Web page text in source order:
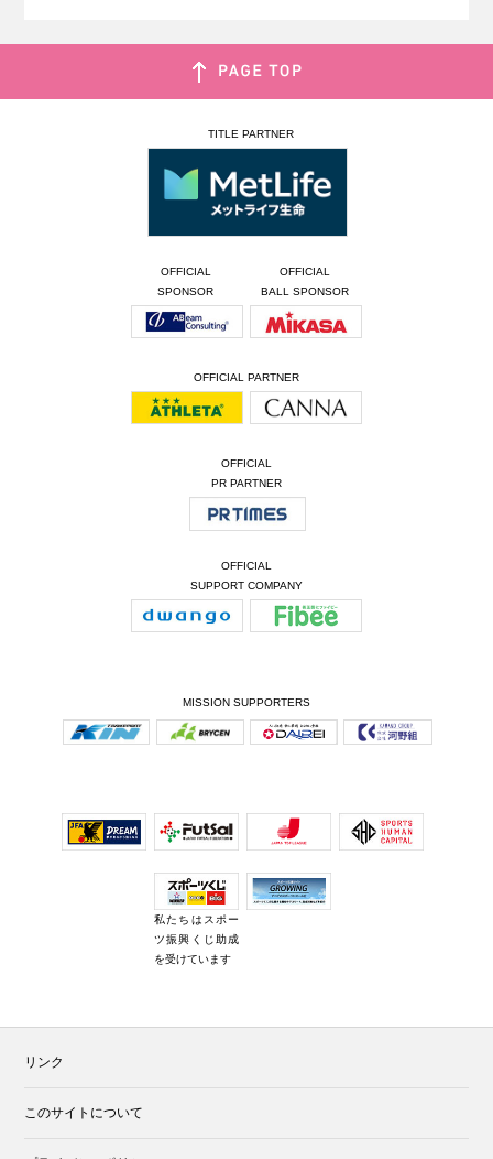
TITLE PARTNER
OFFICIAL
SPONSOR
OFFICIAL
BALL SPONSOR
OFFICIAL PARTNER
OFFICIAL
PR PARTNER
OFFICIAL
SUPPORT COMPANY
MISSION SUPPORTERS
私たちはスポー
ツ振興くじ助成
を受けています
リンク
このサイトについて